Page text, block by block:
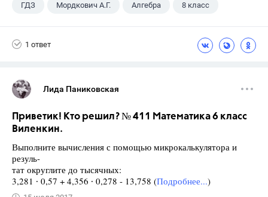
ГДЗ Мордкович А.Г. Алгебра 8 класс
1 ответ
Лида Паниковская
Приветик! Кто решил? № 411 Математика 6 класс
Виленкин.
Выполните вычисления с помощью микрокалькулятора и
резуль-
тат округлите до тысячных:
3,281 ∙ 0,57 + 4,356 ∙ 0,278 - 13,758 (Подробнее...)